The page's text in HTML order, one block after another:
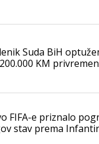
Suda BiH
KM
FIFA-e priznalo
stav prema